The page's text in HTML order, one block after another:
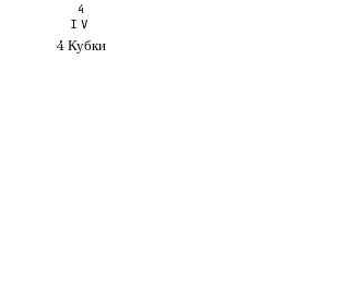
4
IV
4 Кубки